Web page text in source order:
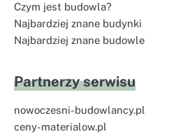
Czym jest budowla?
Najbardziej znane budynki
Najbardziej znane budowle
Partnerzy serwisu
nowoczesni-budowlancy.pl
ceny-materialow.pl